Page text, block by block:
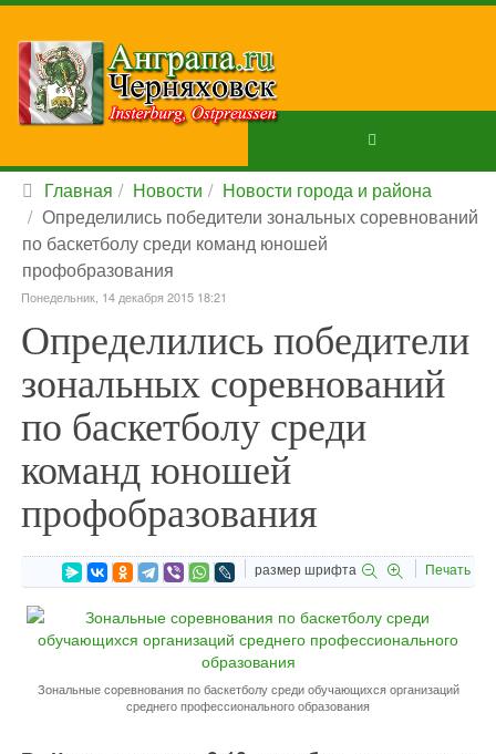
Главная Новости
Новости города и района
Определились победители зональных соревнований
по баскетболу среди команд юношей
профобразования
Понедельник, 14 декабря 2015 18:21
Определились победители
зональных соревнований
по баскетболу среди
команд юношей
профобразования
размер шрифта Печать
Зональные соревнования по баскетболу среди обучающихся организаций
среднего профессионального образования